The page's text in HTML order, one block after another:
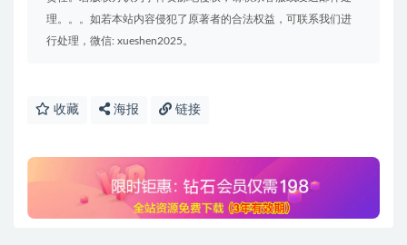
理。。。如若本站内容侵犯了原著者的合法权益，可联系我们进
行处理，微信: xueshen2025。
收藏 海报 链接